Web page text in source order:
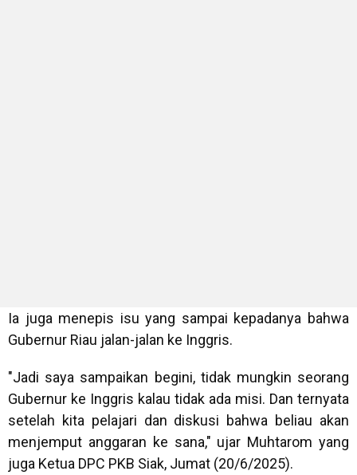
Ia juga menepis isu yang sampai kepadanya bahwa
Gubernur Riau jalan-jalan ke Inggris.
"Jadi saya sampaikan begini, tidak mungkin seorang
Gubernur ke Inggris kalau tidak ada misi. Dan ternyata
setelah kita pelajari dan diskusi bahwa beliau akan
menjemput anggaran ke sana," ujar Muhtarom yang
juga Ketua DPC PKB Siak, Jumat (20/6/2025).